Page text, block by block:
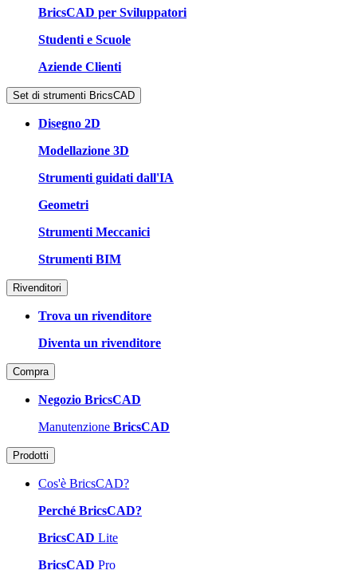
BricsCAD per Sviluppatori
Studenti e Scuole
Aziende Clienti
Set di strumenti BricsCAD
Disegno 2D
Modellazione 3D
Strumenti guidati dall'IA
Geometri
Strumenti Meccanici
Strumenti BIM
Rivenditori
Trova un rivenditore
Diventa un rivenditore
Compra
Negozio BricsCAD
Manutenzione BricsCAD
Prodotti
Cos'è BricsCAD?
Perché BricsCAD?
BricsCAD Lite
BricsCAD Pro